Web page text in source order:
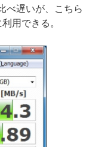
べ遅いが、こちら
用できる。